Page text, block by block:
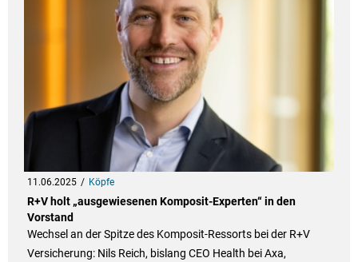
11.06.2025 Köpfe
R+V holt „ausgewiesenen Komposit-Experten“ in den
Vorstand
Wechsel an der Spitze des Komposit-Ressorts bei der R+V
Versicherung: Nils Reich, bislang CEO Health bei Axa,